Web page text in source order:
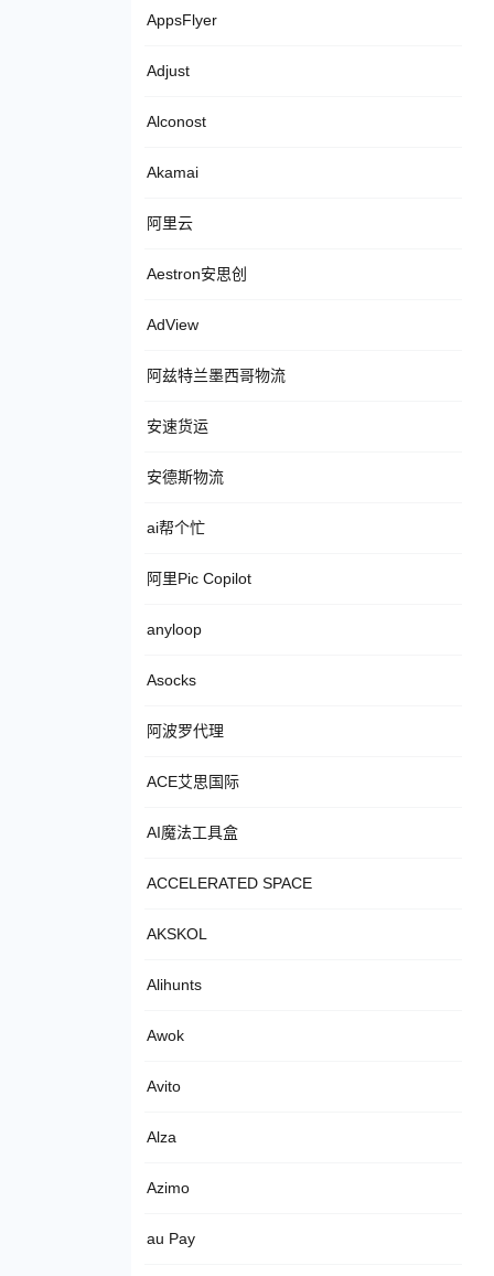
AppsFlyer
Adjust
Alconost
Akamai
阿里云
Aestron安思创
AdView
阿兹特兰墨西哥物流
安速货运
安德斯物流
ai帮个忙
阿里Pic Copilot
anyloop
Asocks
阿波罗代理
ACE艾思国际
AI魔法工具盒
ACCELERATED SPACE
AKSKOL
Alihunts
Awok
Avito
Alza
Azimo
au Pay